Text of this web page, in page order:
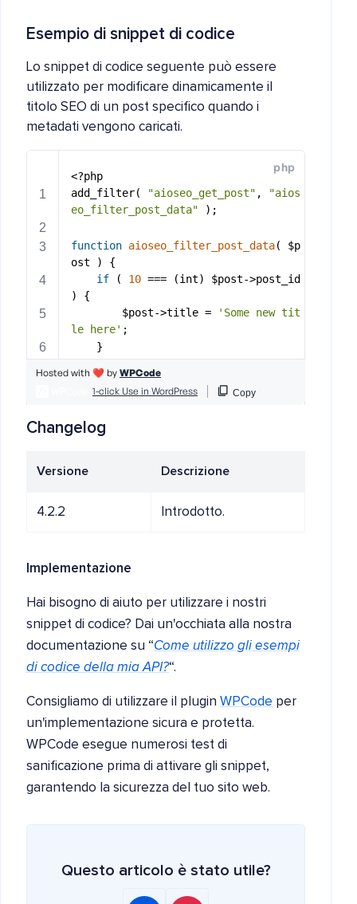
Esempio di snippet di codice
Lo snippet di codice seguente può essere
utilizzato per modificare dinamicamente il
titolo SEO di un post specifico quando i
metadati vengono caricati.
Changelog
Versione Descrizione
4.2.2 Introdotto.
Implementazione
Hai bisogno di aiuto per utilizzare i nostri
snippet di codice? Dai un'occhiata alla nostra
documentazione su “Come utilizzo gli esempi
di codice della mia API?“.
Consigliamo di utilizzare il plugin WPCode per
un'implementazione sicura e protetta.
WPCode esegue numerosi test di
sanificazione prima di attivare gli snippet,
garantendo la sicurezza del tuo sito web.
Questo articolo è stato utile?